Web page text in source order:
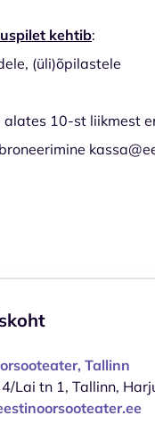
kehtib:
(üli)õpilastele
alates 10-st liikmest
Tallinn
4/Lai tn 1, Tallinn,